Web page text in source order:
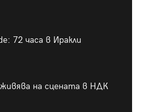
72 часа в Иракли
на сцената в НДК